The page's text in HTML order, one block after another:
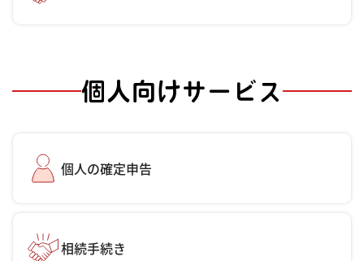
個人向けサービス
個人の確定申告
相続手続き